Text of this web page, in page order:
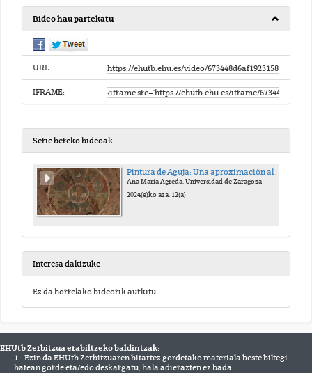
Bideo hau partekatu
URL:
IFRAME:
Serie bereko bideoak
Pintura de Aguja: Una aproximación al arte del bordado
Ana María Agreda. Universidad de Zaragoza
2024(e)ko aza. 12(a)
Interesa dakizuke
Ez da horrelako bideorik aurkitu.
EHUtb Zerbitzua erabiltzeko baldintzak:
1.- Ezin da EHUtb Zerbitzuaren bitartez gordetako materiala beste biltegi
batean gorde eta/edo deskargatu, hala adierazten ez bada.